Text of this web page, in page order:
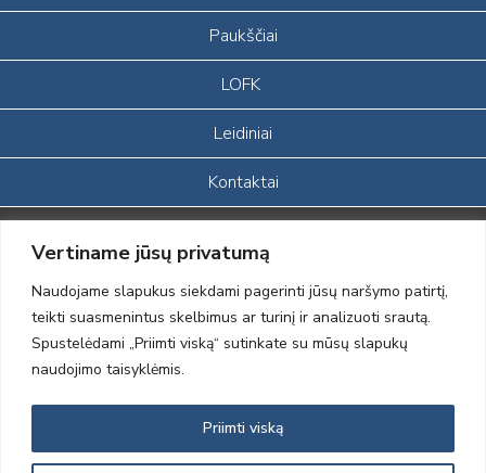
Vertiname jūsų privatumą
Naudojame slapukus siekdami pagerinti jūsų naršymo patirtį,
teikti suasmenintus skelbimus ar turinį ir analizuoti srautą.
Spustelėdami „Priimti viską“ sutinkate su mūsų slapukų
naudojimo taisyklėmis.
Priimti viską
Paukščiai
LOFK
Leidiniai
Kontaktai
Portalas sukurtas įgyvendinant Lietuvos Respublikos, Europos
ekonominės erdvės ir Norvegijos finansinių mechanizmų iš dalies
finansuojamą paprojektį
„LOD visuomeninės /gamtosauginės veiklos sustiprinimas ir įvaizdžio
formavimas įtraukiant visuomenę į aplinkosauginių tyrimų veiklą“
(paprojekčio
įgyvendinimo sutarties numeris 2004-LT0008-NVO-1EEE/NOR-02-
2012 © Lietuvos Ornitologų Draugija © 2014, Visos teisės saugomos